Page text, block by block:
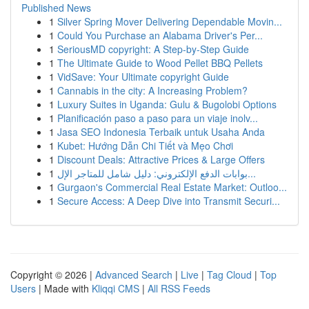
Published News
1 Silver Spring Mover Delivering Dependable Movin...
1 Could You Purchase an Alabama Driver's Per...
1 SeriousMD copyright: A Step-by-Step Guide
1 The Ultimate Guide to Wood Pellet BBQ Pellets
1 VidSave: Your Ultimate copyright Guide
1 Cannabis in the city: A Increasing Problem?
1 Luxury Suites in Uganda: Gulu & Bugolobi Options
1 Planificación paso a paso para un viaje inolv...
1 Jasa SEO Indonesia Terbaik untuk Usaha Anda
1 Kubet: Hướng Dẫn Chi Tiết và Mẹo Chơi
1 Discount Deals: Attractive Prices & Large Offers
1
بوابات الدفع الإلكتروني: دليل شامل للمتاجر الإل...
1 Gurgaon's Commercial Real Estate Market: Outloo...
1 Secure Access: A Deep Dive into Transmit Securi...
Copyright © 2026 | Advanced Search | Live | Tag Cloud | Top
Users | Made with Kliqqi CMS | All RSS Feeds